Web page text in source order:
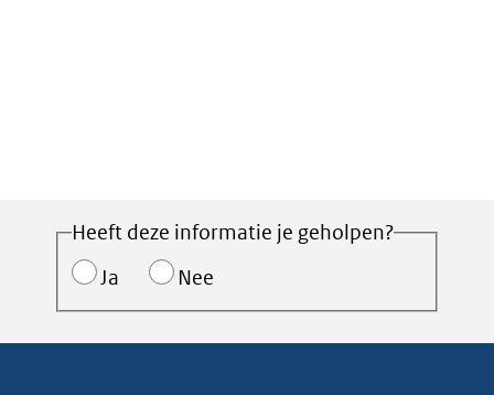
Heeft deze informatie je geholpen?
Ja
Nee